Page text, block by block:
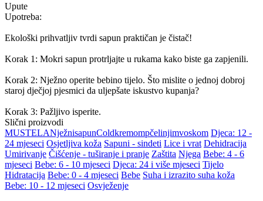
Upute
Upotreba:
Ekološki prihvatljiv tvrdi sapun praktičan je čistač!
Korak 1: Mokri sapun protrljajte u rukama kako biste ga zapjenili.
Korak 2: Nježno operite bebino tijelo. Što mislite o jednoj dobroj
staroj dječjoj pjesmici da uljepšate iskustvo kupanja?
Korak 3: Pažljivo isperite.
Slični proizvodi
MUSTELANježnisapunColdkremompčelinjimvoskom Djeca: 12 -
24 mjeseci Osjetljiva koža Sapuni - sindeti Lice i vrat Dehidracija
Umirivanje Čišćenje - tuširanje i pranje Zaštita Njega Bebe: 4 - 6
mjeseci Bebe: 6 - 10 mjeseci Djeca: 24 i više mjeseci Tijelo
Hidratacija Bebe: 0 - 4 mjeseci Bebe Suha i izrazito suha koža
Bebe: 10 - 12 mjeseci Osvježenje